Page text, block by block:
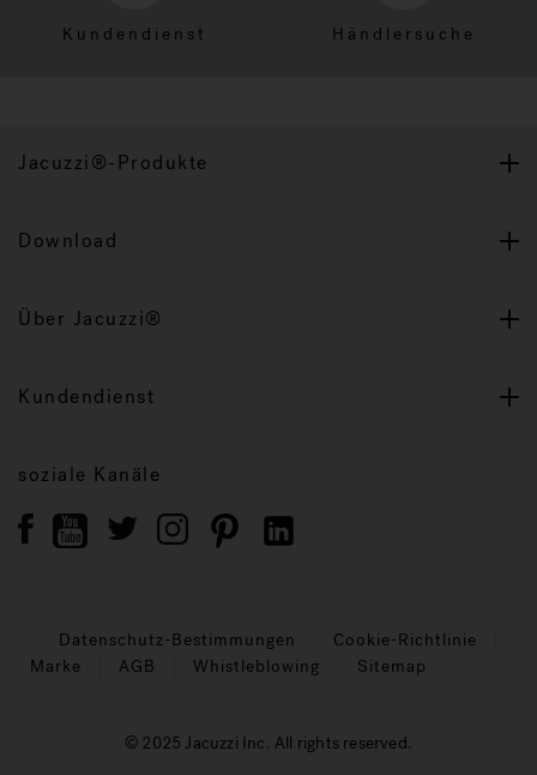
Kundendienst Händlersuche
Jacuzzi®-Produkte
Download
Über Jacuzzi®
Kundendienst
soziale Kanäle
Datenschutz-Bestimmungen
Cookie-Richtlinie
Marke
AGB Whistleblowing Sitemap
© 2025 Jacuzzi Inc. All rights reserved.